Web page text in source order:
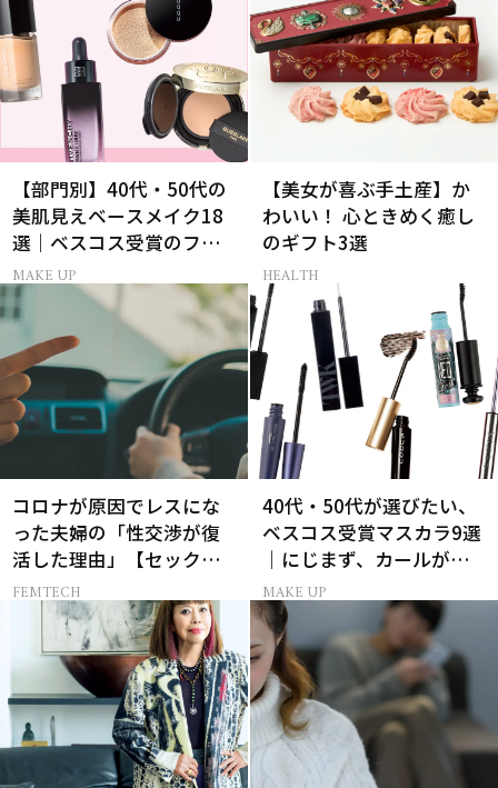
【部門別】40代・50代の
美肌見えベースメイク18
選｜ベスコス受賞のファ
ンデ・下地・パウダー
MAKE UP
【美女が喜ぶ手土産】か
わいい！ 心ときめく癒し
のギフト3選
HEALTH
コロナが原因でレスにな
った夫婦の「性交渉が復
活した理由」【セックス
レス AND THE CITY -女た
ちの告白-】
FEMTECH
40代・50代が選びたい、
ベスコス受賞マスカラ9選
｜にじまず、カールが続
く名品
MAKE UP